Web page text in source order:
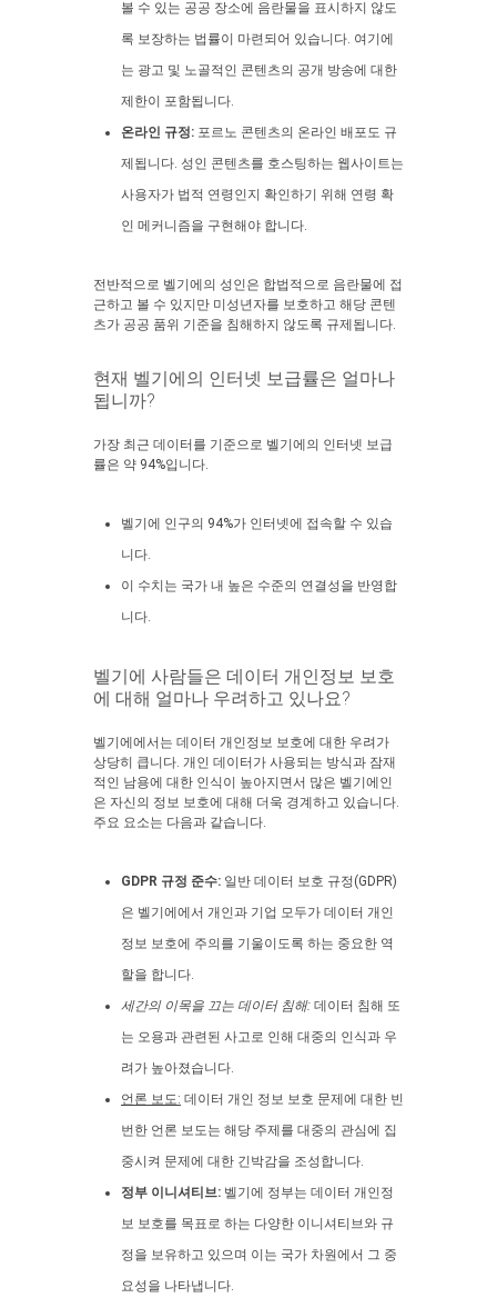
볼 수 있는 공공 장소에 음란물을 표시하지 않도
록 보장하는 법률이 마련되어 있습니다. 여기에
는 광고 및 노골적인 콘텐츠의 공개 방송에 대한
제한이 포함됩니다.
온라인 규정: 포르노 콘텐츠의 온라인 배포도 규
제됩니다. 성인 콘텐츠를 호스팅하는 웹사이트는
사용자가 법적 연령인지 확인하기 위해 연령 확
인 메커니즘을 구현해야 합니다.
전반적으로 벨기에의 성인은 합법적으로 음란물에 접
근하고 볼 수 있지만 미성년자를 보호하고 해당 콘텐
츠가 공공 품위 기준을 침해하지 않도록 규제됩니다.
현재 벨기에의 인터넷 보급률은 얼마나
됩니까?
가장 최근 데이터를 기준으로 벨기에의 인터넷 보급
률은 약 94%입니다.
벨기에 인구의 94%가 인터넷에 접속할 수 있습
니다.
이 수치는 국가 내 높은 수준의 연결성을 반영합
니다.
벨기에 사람들은 데이터 개인정보 보호
에 대해 얼마나 우려하고 있나요?
벨기에에서는 데이터 개인정보 보호에 대한 우려가
상당히 큽니다. 개인 데이터가 사용되는 방식과 잠재
적인 남용에 대한 인식이 높아지면서 많은 벨기에인
은 자신의 정보 보호에 대해 더욱 경계하고 있습니다.
주요 요소는 다음과 같습니다.
GDPR 규정 준수: 일반 데이터 보호 규정(GDPR)
은 벨기에에서 개인과 기업 모두가 데이터 개인
정보 보호에 주의를 기울이도록 하는 중요한 역
할을 합니다.
세간의 이목을 끄는 데이터 침해: 데이터 침해 또
는 오용과 관련된 사고로 인해 대중의 인식과 우
려가 높아졌습니다.
언론 보도: 데이터 개인 정보 보호 문제에 대한 빈
번한 언론 보도는 해당 주제를 대중의 관심에 집
중시켜 문제에 대한 긴박감을 조성합니다.
정부 이니셔티브: 벨기에 정부는 데이터 개인정
보 보호를 목표로 하는 다양한 이니셔티브와 규
정을 보유하고 있으며 이는 국가 차원에서 그 중
요성을 나타냅니다.